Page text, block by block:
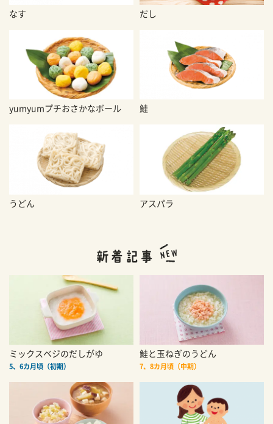
なす だし
yumyumプチおさかなボール 鮭
うどん アスパラ
ミックスベジのだしがゆ
5、6カ月頃（初期）
鮭と玉ねぎのうどん
7、8カ月頃（中期）